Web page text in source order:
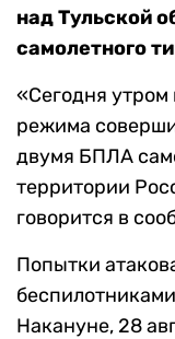
над Тульской
самолетного
«Сегодня утром
режима
двумя БПЛА
территории
говорится в
Попытки
Накануне, 28